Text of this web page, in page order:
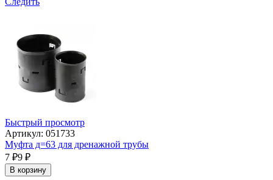
Быстрый просмотр
Артикул: 051733
Муфта д=63 для дренажной трубы
7 ₽9 ₽
В корзину